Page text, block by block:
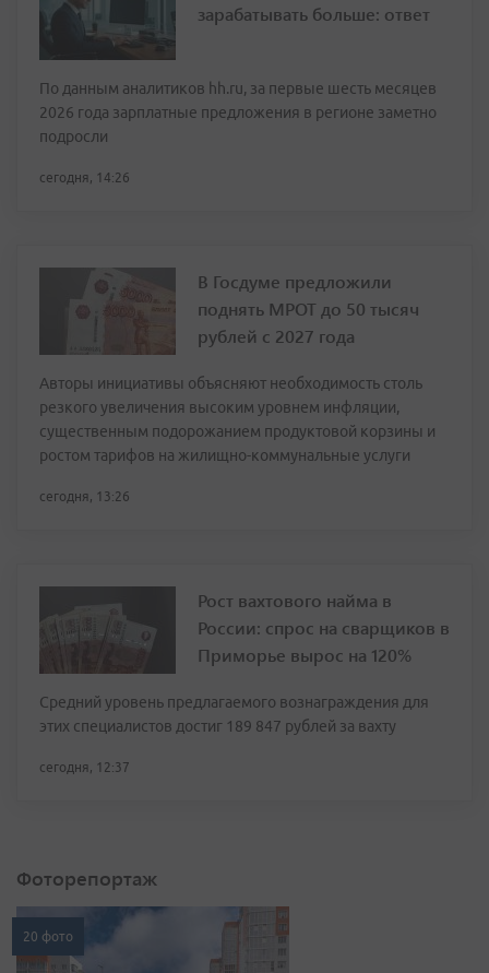
зарабатывать больше: ответ
По данным аналитиков hh.ru, за первые шесть месяцев
2026 года зарплатные предложения в регионе заметно
подросли
сегодня, 14:26
В Госдуме предложили
поднять МРОТ до 50 тысяч
рублей с 2027 года
Авторы инициативы объясняют необходимость столь
резкого увеличения высоким уровнем инфляции,
существенным подорожанием продуктовой корзины и
ростом тарифов на жилищно-коммунальные услуги
сегодня, 13:26
Рост вахтового найма в
России: спрос на сварщиков в
Приморье вырос на 120%
Средний уровень предлагаемого вознаграждения для
этих специалистов достиг 189 847 рублей за вахту
сегодня, 12:37
Фоторепортаж
20 фото